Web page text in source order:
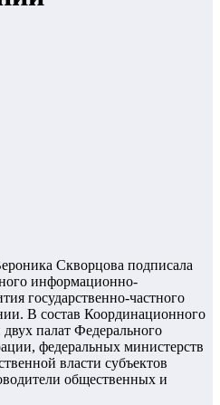
Скворцова подписала
информационно-
государственно-частного
В состав Координационного
палат Федерального
федеральных министерств
власти субъектов
общественных и